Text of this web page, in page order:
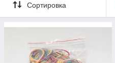
Сортировка